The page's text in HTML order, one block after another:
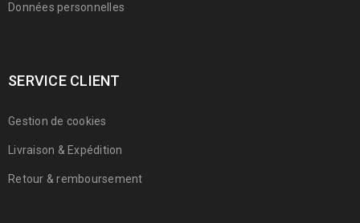
Données personnelles
SERVICE CLIENT
Gestion de cookies
Livraison & Expédition
Retour & remboursement